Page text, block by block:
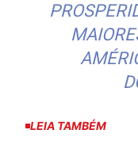
LEIA TAMBÉM